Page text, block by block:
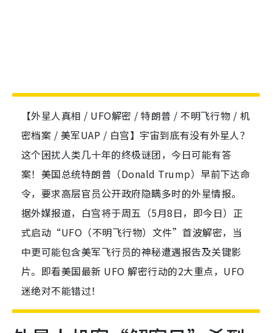
【外星人真相 / UFO解密 / 特朗普 / 不明飞行物 / 机
密档案 / 美军UAP / 白宫】宇宙到底有没有外星人？
这个困扰人类几十年的终极谜团，今日可能有答
案！美国总统特朗普（Donald Trump）早前下达命
令，要求高层官员公开政府隐瞒多时的外星情报。
据外媒报道，白宫将于周五（5月8日，即今日）正
式启动“UFO（不明飞行物）文件”首波解密，当
中更可能包含美军飞行员的神秘遭遇报告及关键影
片。即看美国最新 UFO 解密行动的2大重点，UFO
迷绝对不能错过！